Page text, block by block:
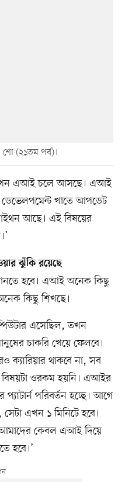
শো (২১তম পর্ব)।
এআই চলে আসছে। এআই
ডেভেলপমেন্ট খাতে আপডেট
আছে। এই বিষয়ের
ঝুঁকি রয়েছে
হবে। এআই অনেক কিছু
কিছু শিখছে।
এসেছিল, তখন
চাকরি খেয়ে ফেলবে।
ক্যারিয়ার থাকবে না, সব
ওরকম হয়নি। এআইর
পরিবর্তন হচ্ছে। আগে
এখন ১ মিনিটে হবে।
কেবল এআই দিয়ে
হবে।’